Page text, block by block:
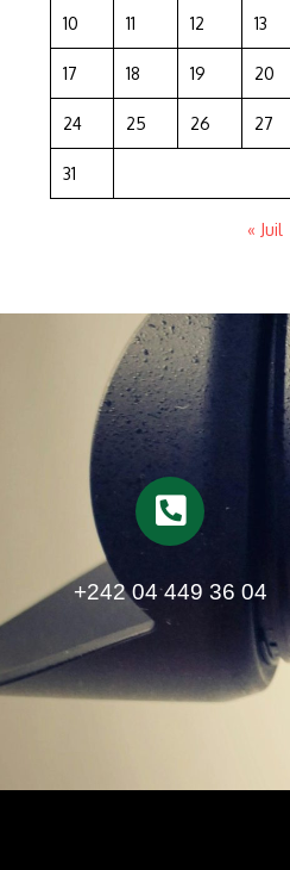
10 11 12 13
17 18 19 20
24 25 26 27
31
« Juil
+242 04 449 36 04